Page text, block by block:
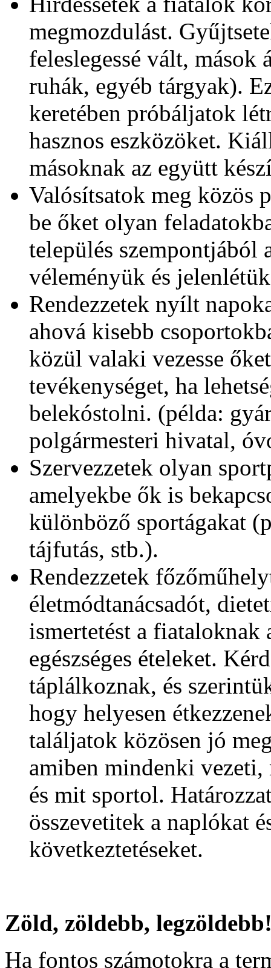
megmozdulást.
feleslegessé vált,
ruhák, egyéb tárgyak).
keretében próbáljatok
hasznos eszközöket.
másoknak az együtt
Valósítsatok meg közös
be őket olyan
település szempontjából
véleményük és
Rendezzetek nyílt
ahová kisebb
közül valaki vezesse
tevékenységet, ha
belekóstolni. (példa:
polgármesteri hivatal,
Szervezzetek olyan
amelyekbe ők is
különböző sportágakat
tájfutás, stb.).
Rendezzetek
életmódtanácsadót,
ismertetést a fiataloknak
egészséges ételeket.
táplálkoznak, és
hogy helyesen
találjatok közösen jó
amiben mindenki
és mit sportol.
összevetitek a naplókat
következtetéseket.
Zöld, zöldebb,
Ha fontos számotokra a